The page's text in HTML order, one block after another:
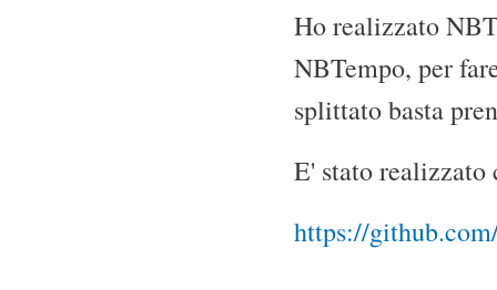
Ho realizzato
NBTempo, per
splittato basta
E' stato
https://